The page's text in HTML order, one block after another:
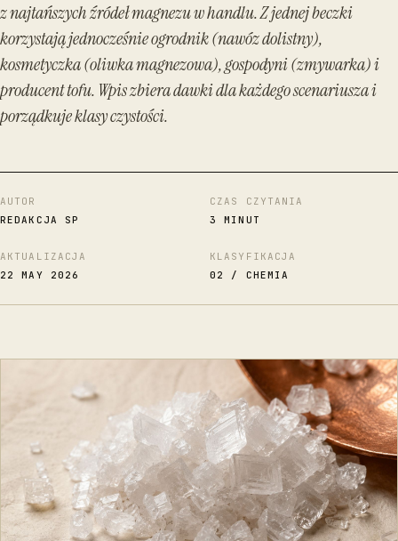
z najtańszych źródeł magnezu w handlu. Z jednej beczki
korzystają jednocześnie ogrodnik (nawóz dolistny),
kosmetyczka (oliwka magnezowa), gospodyni (zmywarka) i
producent tofu. Wpis zbiera dawki dla każdego scenariusza i
porządkuje klasy czystości.
AUTOR
REDAKCJA SP
CZAS CZYTANIA
3 MINUT
AKTUALIZACJA
22 MAY 2026
KLASYFIKACJA
02 / CHEMIA